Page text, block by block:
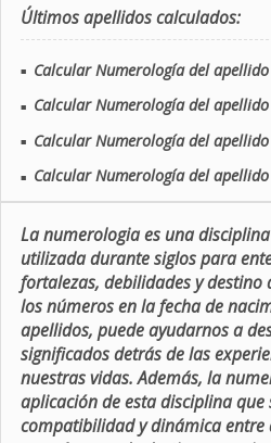
Últimos apellidos calculados:
■ Calcular Numerología del
■ Calcular Numerología del
■ Calcular Numerología del
■ Calcular Numerología del
La numerologia es una
utilizada durante siglos para
fortalezas, debilidades y destino
los números en la fecha de
apellidos, puede ayudarnos a
significados detrás de las
nuestras vidas. Además, la
aplicación de esta disciplina
compatibilidad y dinámica entre